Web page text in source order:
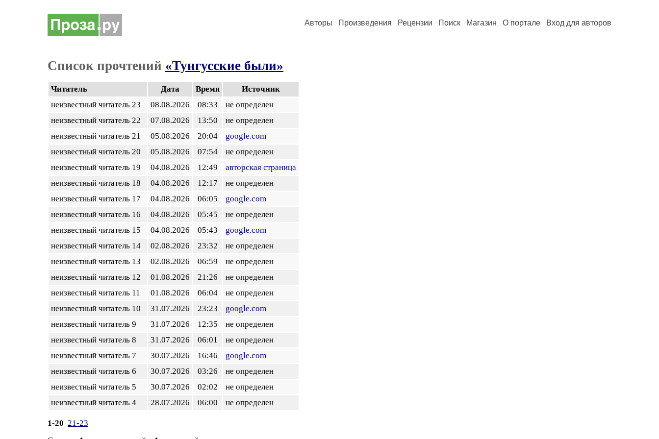
Авторы Произведения Рецензии Поиск Магазин О портале Вход для авторов
Список прочтений «Тунгусские были»
Читатель Дата Время
Источник
неизвестный читатель 23
08.08.2026 08:33
не определен
неизвестный читатель 22
07.08.2026 13:50
не определен
неизвестный читатель 21
05.08.2026 20:04
google.com
неизвестный читатель 20
05.08.2026 07:54
не определен
неизвестный читатель 19
04.08.2026 12:49
авторская страница
неизвестный читатель 18
04.08.2026 12:17
не определен
неизвестный читатель 17
04.08.2026 06:05
google.com
неизвестный читатель 16
04.08.2026 05:45
не определен
неизвестный читатель 15
04.08.2026 05:43
google.com
неизвестный читатель 14
02.08.2026 23:32
не определен
неизвестный читатель 13
02.08.2026 06:59
не определен
неизвестный читатель 12
01.08.2026 21:26
не определен
неизвестный читатель 11
01.08.2026 06:04
не определен
неизвестный читатель 10
31.07.2026 23:23
google.com
неизвестный читатель 9
31.07.2026 12:35
не определен
неизвестный читатель 8
31.07.2026 06:01
не определен
неизвестный читатель 7
30.07.2026 16:46
google.com
неизвестный читатель 6
30.07.2026 03:26
не определен
неизвестный читатель 5
30.07.2026 02:02
не определен
неизвестный читатель 4
28.07.2026 06:00 не определен
1-20 21-23